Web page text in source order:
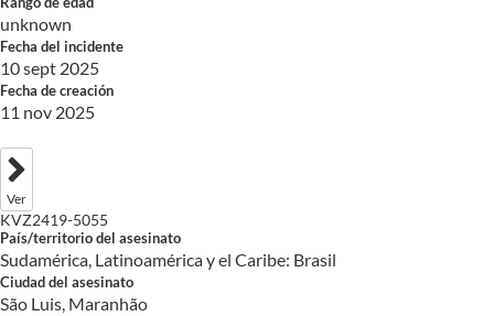
unknown
Fecha del incidente
10 sept 2025
Fecha de creación
11 nov 2025
Ver
KVZ2419-5055
País/territorio del asesinato
Sudamérica, Latinoamérica y el Caribe: Brasil
Ciudad del asesinato
São Luis, Maranhão